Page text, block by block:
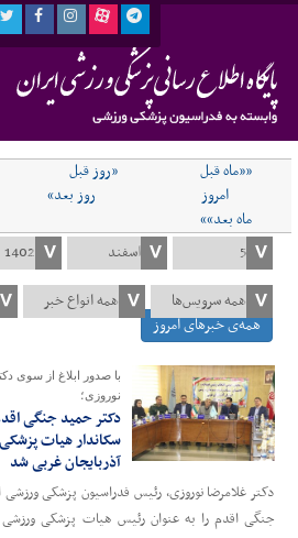
««ماه قبل
«روز قبل
امروز
روز بعد»
ماه بعد»»
همه‌ی خبرهای امروز
با صدور ابلاغ از سوی
نوروزی؛
دکتر حمید جنگی
سکاندار هیات
آذربایجان غربی شد
دکتر غلامرضا نوروزی، رئیس فدراسیون پزشکی ورزشی
جنگی اقدم را به عنوان رئیس هیات پزشکی ورزشی